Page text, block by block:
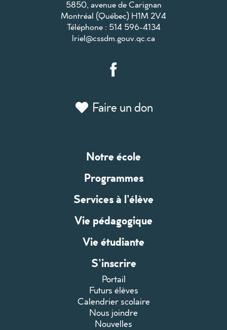
5850, avenue de Carignan
Montréal (Québec) H1M 2V4
Téléphone : 514 596-4134
lriel@cssdm.gouv.qc.ca
Faire un don
Notre école
Programmes
Services à l’élève
Vie pédagogique
Vie étudiante
S’inscrire
Portail
Futurs élèves
Calendrier scolaire
Nous joindre
Nouvelles